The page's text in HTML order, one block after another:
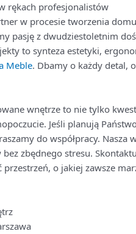
rękach profesjonalistów
w procesie tworzenia
pasję z dwudziestoletnim
to synteza estetyki,
Meble. Dbamy o każdy detal,
wnętrze to nie tylko
Jeśli planują
do współpracy. Nasza
zbędnego stresu.
o jakiej zawsze